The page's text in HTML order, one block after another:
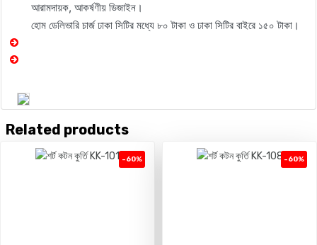
আরামদায়ক, আকর্ষণীয় ডিজাইন।
হোম ডেলিভারি চার্জ ঢাকা সিটির মধ্যে ৮০ টাকা ও ঢাকা সিটির বাইরে ১৫০ টাকা।
Related products
-60% -60%